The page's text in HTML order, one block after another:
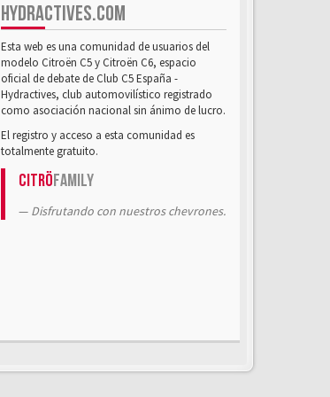
HYDRACTIVES.COM
Esta web es una comunidad de usuarios del
modelo Citroën C5 y Citroën C6, espacio
oficial de debate de Club C5 España -
Hydractives, club automovilístico registrado
como asociación nacional sin ánimo de lucro.
El registro y acceso a esta comunidad es
totalmente gratuito.
CitröFamily
Disfrutando con nuestros chevrones.